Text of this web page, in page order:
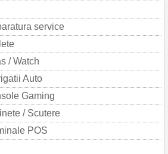
service
/ Watch
Auto
Gaming
/ Scutere
POS